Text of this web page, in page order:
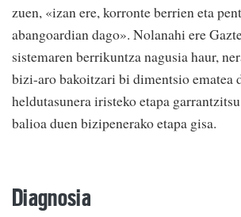
zuen, «izan ere, korronte berrien eta
abangoardian dago». Nolanahi ere
sistemaren berrikuntza nagusia haur,
bizi-aro bakoitzari bi dimentsio ematea
heldutasunera iristeko etapa
balioa duen bizipenerako etapa gisa.
Diagnosia